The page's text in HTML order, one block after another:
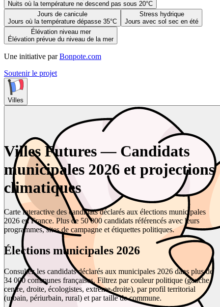
Nuits où la température ne descend pas sous 20°C
Jours de canicule
Jours où la température dépasse 35°C
Stress hydrique
Jours avec sol sec en été
Élévation niveau mer
Élévation prévue du niveau de la mer
Une initiative par Bonpote.com
Soutenir le projet
Villes
Villes Futures — Candidats
municipales 2026 et projections
climatiques
Carte interactive des candidats déclarés aux élections municipales
2026 en France. Plus de 50 000 candidats référencés avec leurs
programmes, sites de campagne et étiquettes politiques.
Élections municipales 2026
Consultez les candidats déclarés aux municipales 2026 dans plus de
34 000 communes françaises. Filtrez par couleur politique (gauche,
centre, droite, écologistes, extrême-droite), par profil territorial
(urbain, périurbain, rural) et par taille de commune.